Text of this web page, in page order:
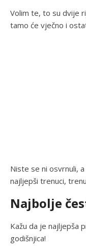
Volim te, to su dvije
tamo će vječno i
Niste se ni osvrnuli,
najljepši trenuci,
Najbolje
Kažu da je najljepša
godišnjica!